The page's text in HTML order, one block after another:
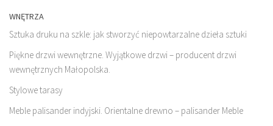
WNĘTRZA
Sztuka druku na szkle: jak stworzyć niepowtarzalne dzieła sztuki
Piękne drzwi wewnętrzne. Wyjątkowe drzwi – producent drzwi
wewnętrznych Małopolska.
Stylowe tarasy
Meble palisander indyjski. Orientalne drewno – palisander Meble